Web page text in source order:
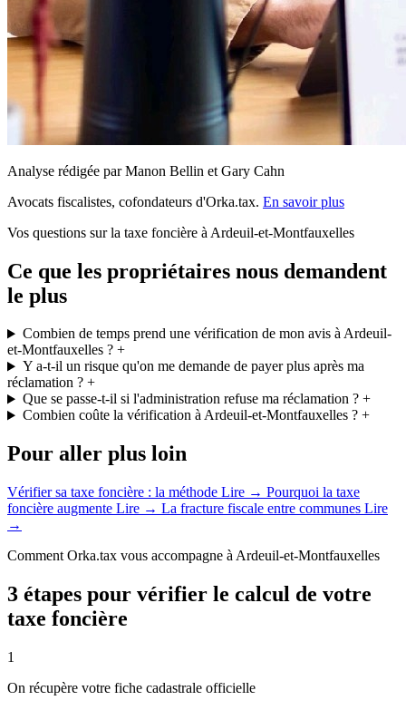
Analyse rédigée par Manon Bellin et Gary Cahn
Avocats fiscalistes, cofondateurs d'Orka.tax. En savoir plus
Vos questions sur la taxe foncière à Ardeuil-et-Montfauxelles
Ce que les propriétaires nous demandent
le plus
Combien de temps prend une vérification de mon avis à Ardeuil-
et-Montfauxelles ? +
Y a-t-il un risque qu'on me demande de payer plus après ma
réclamation ? +
Que se passe-t-il si l'administration refuse ma réclamation ?+
Combien coûte la vérification à Ardeuil-et-Montfauxelles ?+
Pour aller plus loin
Vérifier sa taxe foncière : la méthode Lire → Pourquoi la taxe
foncière augmente Lire → La fracture fiscale entre communes Lire
→
Comment Orka.tax vous accompagne à Ardeuil-et-Montfauxelles
3 étapes pour vérifier le calcul de votre
taxe foncière
1
On récupère votre fiche cadastrale officielle